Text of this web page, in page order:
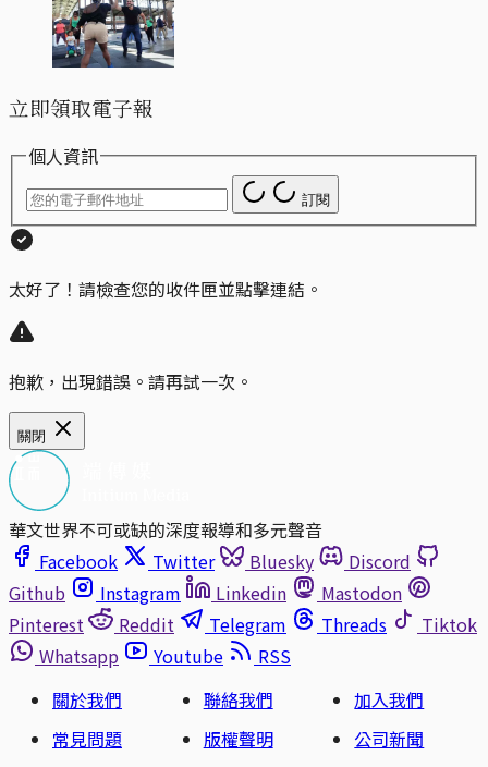
立即領取電子報
個人資訊
訂閱
太好了！請檢查您的收件匣並點擊連結。
抱歉，出現錯誤。請再試一次。
關閉
華文世界不可或缺的深度報導和多元聲音
Facebook
Twitter Bluesky
Discord
Github
Instagram Linkedin
Mastodon
Pinterest
Reddit Telegram Threads
Tiktok
Whatsapp
Youtube
RSS
關於我們
聯絡我們
加入我們
常見問題
版權聲明
公司新聞